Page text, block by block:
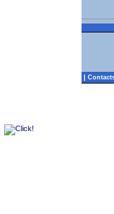
|